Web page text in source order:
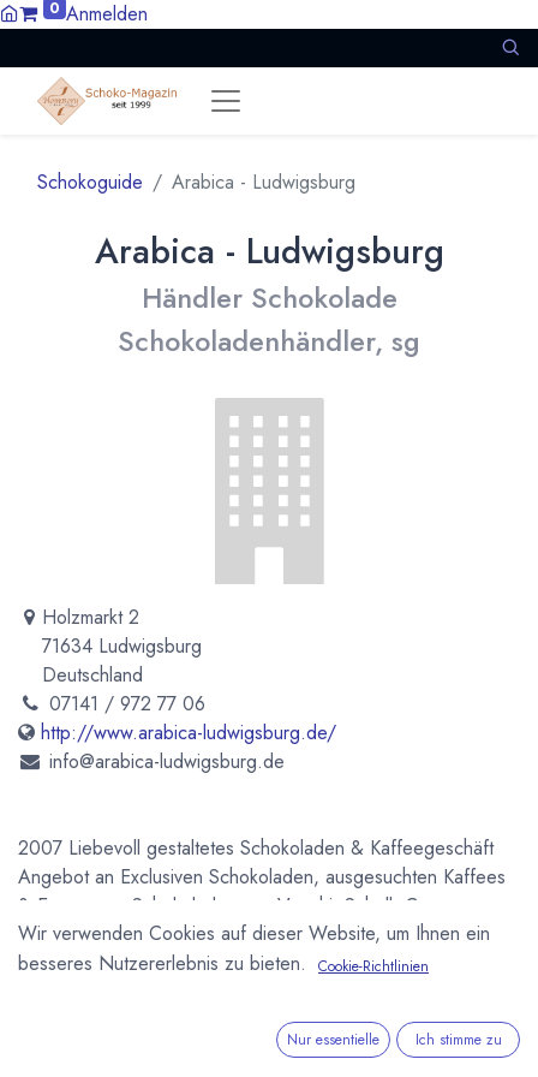
0 Anmelden
Schokoguide Arabica - Ludwigsburg
Arabica - Ludwigsburg
Händler Schokolade
Schokoladenhändler, sg
Holzmarkt 2
71634 Ludwigsburg
Deutschland
07141 / 972 77 06
http://www.arabica-ludwigsburg.de/
info@arabica-ludwigsburg.de
2007 Liebevoll gestaltetes Schokoladen & Kaffeegeschäft
Angebot an Exclusiven Schokoladen, ausgesuchten Kaffees
& Espressos. Schokoladen von Venchi, Schell, Coppeneur,
Tiroler Edle, Meisterwerk, Maglio, Dolfin, u.a..
Kostenlose News - 1 Mal pro Monat:
Wir verwenden Cookies auf dieser Website, um Ihnen ein
besseres Nutzererlebnis zu bieten.
Cookie-Richtlinien
Nur essentielle Ich stimme zu